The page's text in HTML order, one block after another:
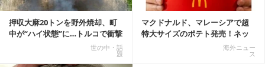
押収大麻20トンを野外焼却、町
中が“ハイ状態”に…トルコで衝撃
世の中・話
題
マクドナルド、マレーシアで超
特大サイズのポテト発売！ネッ
海外ニュー
ス